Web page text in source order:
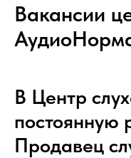
Вакансии
В Центр
постоянную
Продавец